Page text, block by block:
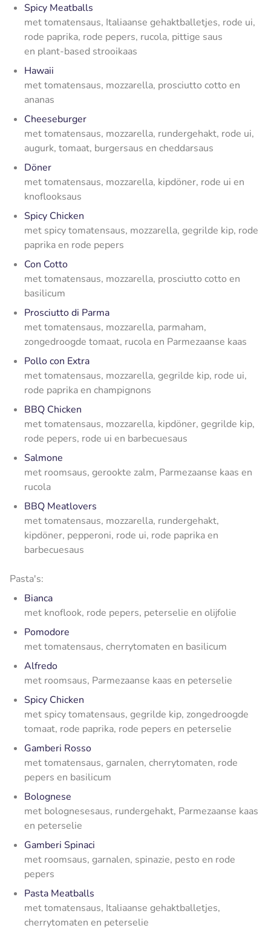
Spicy Meatballs
met tomatensaus, Italiaanse gehaktballetjes, rode ui,
rode paprika, rode pepers, rucola, pittige saus
en plant-based strooikaas
Hawaii
met tomatensaus, mozzarella, prosciutto cotto en
ananas
Cheeseburger
met tomatensaus, mozzarella, rundergehakt, rode ui,
augurk, tomaat, burgersaus en cheddarsaus
Döner
met tomatensaus, mozzarella, kipdöner, rode ui en
knoflooksaus
Spicy Chicken
met spicy tomatensaus, mozzarella, gegrilde kip, rode
paprika en rode pepers
Con Cotto
met tomatensaus, mozzarella, prosciutto cotto en
basilicum
Prosciutto di Parma
met tomatensaus, mozzarella, parmaham,
zongedroogde tomaat, rucola en Parmezaanse kaas
Pollo con Extra
met tomatensaus, mozzarella, gegrilde kip, rode ui,
rode paprika en champignons
BBQ Chicken
met tomatensaus, mozzarella, kipdöner, gegrilde kip,
rode pepers, rode ui en barbecuesaus
Salmone
met roomsaus, gerookte zalm, Parmezaanse kaas en
rucola
BBQ Meatlovers
met tomatensaus, mozzarella, rundergehakt,
kipdöner, pepperoni, rode ui, rode paprika en
barbecuesaus
Pasta's:
Bianca
met knoflook, rode pepers, peterselie en olijfolie
Pomodore
met tomatensaus, cherrytomaten en basilicum
Alfredo
met roomsaus, Parmezaanse kaas en peterselie
Spicy Chicken
met spicy tomatensaus, gegrilde kip, zongedroogde
tomaat, rode paprika, rode pepers en peterselie
Gamberi Rosso
met tomatensaus, garnalen, cherrytomaten, rode
pepers en basilicum
Bolognese
met bolognesesaus, rundergehakt, Parmezaanse kaas
en peterselie
Gamberi Spinaci
met roomsaus, garnalen, spinazie, pesto en rode
pepers
Pasta Meatballs
met tomatensaus, Italiaanse gehaktballetjes,
cherrytomaten en peterselie